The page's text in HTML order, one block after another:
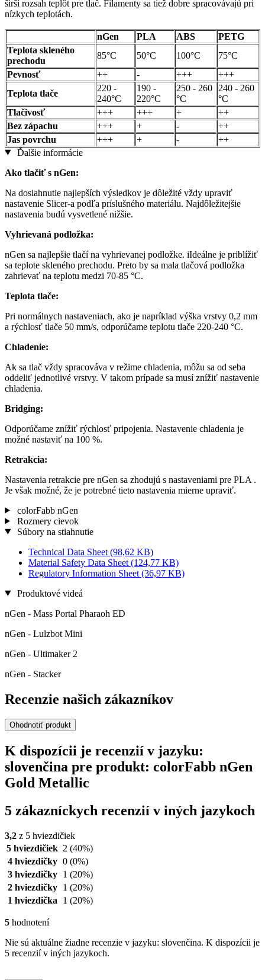
širší rozsah teplôt pre tlač. Filamenty sa tiež dobre spracovávajú pri
nízkych teplotách.
nGen PLA ABS
PETG
Teplota skleného
prechodu
85°C 50°C 100°C
75°C
Pevnosť
++ - +++
+++
Teplota tlače
220 -
240°C
190 -
220°C
250 - 260
°C
240 - 260
°C
Tlačivosť
+++ +++ +
++
Bez zápachu
+++ + -
++
Jas povrchu
+++ + -
++
Ďalšie informácie
Ako tlačiť s nGen:
Na dosiahnutie najlepších výsledkov je dôležité vždy upraviť
nastavenie Slicer-a podľa príslušného materiálu. Najdôležitejšie
nastavenia budú vysvetlené nižšie.
Vyhrievaná podložka:
nGen sa najlepšie tlačí na vyhrievanej podložke. iIdeálne je priblížiť
sa teplote skleného prechodu. Preto by sa mala tlačová podložka
zahrievať na teplotu medzi 70-85 °C.
Teplota tlače:
Pri normálnych nastaveniach, ako je napríklad výška vrstvy 0,2 mm
a rýchlosť tlače 50 mm/s, odporúčame teplotu tlače 220-240 °C.
Chladenie:
Ak sa tlač vždy spracováva v režime chladenia, môžu sa od seba
oddeliť jednotlivé vrstvy. V takom prípade sa musí znížiť nastavenie
chladenia.
Bridging:
Odporúčame znížiť rýchlosť pripojenia. Nastavenie chladenia je
možné nastaviť na 100 %.
Retrakcia:
Nastavenia retrakcie pre nGen sa zhodujú s nastaveniami pre PLA .
Je však možné, že je potrebné tieto nastavenia mierne upraviť.
colorFabb nGen
Rozmery cievok
Súbory na stiahnutie
Technical Data Sheet (98,62 KB)
Material Safety Data Sheet (124,77 KB)
Regulatory Information Sheet (36,97 KB)
Produktové videá
nGen - Mass Portal Pharaoh ED
nGen - Lulzbot Mini
nGen - Ultimaker 2
nGen - Stacker
Recenzie našich zákazníkov
Ohodnotiť produkt
K dispozícii je recenzií v jazyku:
slovenčina pre produkt: colorFabb nGen
Gold Metallic
5 zákazníckych recenzií v iných jazykoch
3,2 z 5 hviezdičiek
5 hviezdičiek 2 (40%)
4 hviezdičky 0 (0%)
3 hviezdičky
1 (20%)
2 hviezdičky
1 (20%)
1 hviezdička
1 (20%)
5 hodnotení
Nie sú aktuálne žiadne recenzie v jazyku: slovenčina. K dispozícii je
5 recenzií v iných jazykoch.